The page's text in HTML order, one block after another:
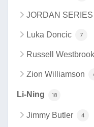
JORDAN SERIES
Luka Doncic 7
Russell Westbrook
Zion Williamson
Li-Ning 18
Jimmy Butler 4